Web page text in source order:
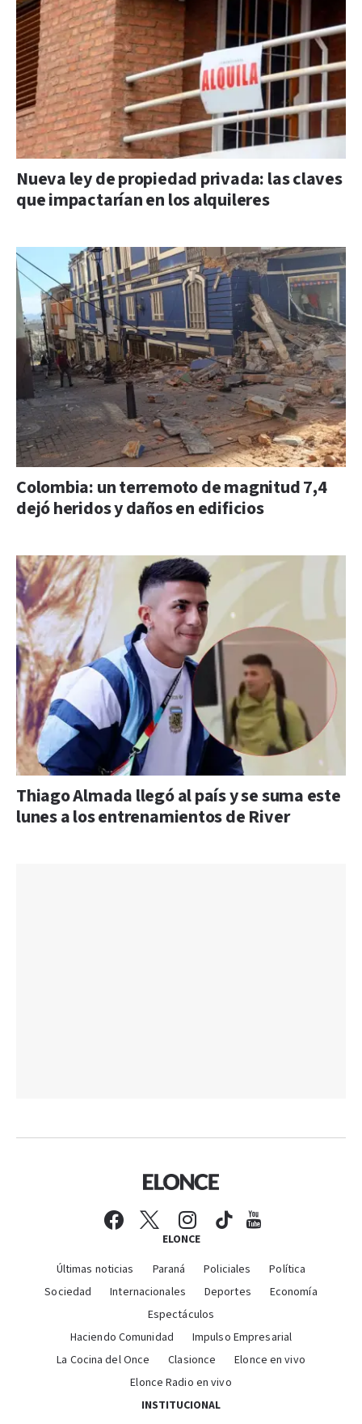
Nueva ley de propiedad privada: las claves
que impactarían en los alquileres
Colombia: un terremoto de magnitud 7,4
dejó heridos y daños en edificios
Thiago Almada llegó al país y se suma este
lunes a los entrenamientos de River
ELONCE
Últimas noticias Paraná Policiales
Política
Sociedad
Internacionales Deportes
Economía
Espectáculos
Haciendo Comunidad
Impulso Empresarial
La Cocina del Once
Clasionce
Elonce en vivo
Elonce Radio en vivo
INSTITUCIONAL